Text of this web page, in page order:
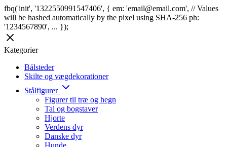
fbq('init', '1322550991547406', { em: 'email@email.com', // Values
will be hashed automatically by the pixel using SHA-256 ph:
'1234567890', ... });
Kategorier
Bålsteder
Skilte og vægdekorationer
Stålfigurer
Figurer til træ og hegn
Tal og bogstaver
Hjorte
Verdens dyr
Danske dyr
Hunde